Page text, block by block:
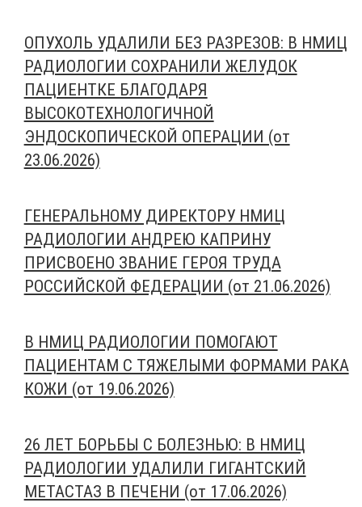
ОПУХОЛЬ УДАЛИЛИ БЕЗ РАЗРЕЗОВ: В НМИЦ
РАДИОЛОГИИ СОХРАНИЛИ ЖЕЛУДОК
ПАЦИЕНТКЕ БЛАГОДАРЯ
ВЫСОКОТЕХНОЛОГИЧНОЙ
ЭНДОСКОПИЧЕСКОЙ ОПЕРАЦИИ (от
23.06.2026)
ГЕНЕРАЛЬНОМУ ДИРЕКТОРУ НМИЦ
РАДИОЛОГИИ АНДРЕЮ КАПРИНУ
ПРИСВОЕНО ЗВАНИЕ ГЕРОЯ ТРУДА
РОССИЙСКОЙ ФЕДЕРАЦИИ (от 21.06.2026)
В НМИЦ РАДИОЛОГИИ ПОМОГАЮТ
ПАЦИЕНТАМ С ТЯЖЕЛЫМИ ФОРМАМИ РАКА
КОЖИ (от 19.06.2026)
26 ЛЕТ БОРЬБЫ С БОЛЕЗНЬЮ: В НМИЦ
РАДИОЛОГИИ УДАЛИЛИ ГИГАНТСКИЙ
МЕТАСТАЗ В ПЕЧЕНИ (от 17.06.2026)